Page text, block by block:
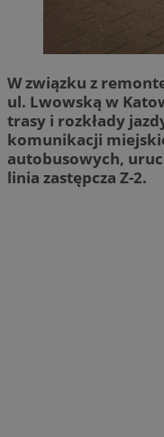
W związku z
ul. Lwowską w
trasy i rozkłady
komunikacji
autobusowych,
linia zastępcza Z-2.